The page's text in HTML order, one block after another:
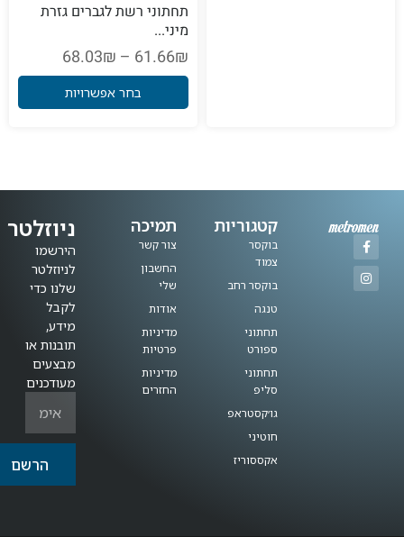
תחתוני רשת לגברים גזרת
מיני...
61.66
–
68.03 ₪
בחר אפשרויות
קטגוריות
בוקסר
צמוד
בוקסר רחב
טנגה
תחתוני
ספורט
תחתוני
סליפ
גו׳קסטראפ
חוטיני
אקססוריז
תמיכה
צור קשר
החשבון
שלי
אודות
מדיניות
פרטיות
מדיניות
החזרים
ניוזלטר
הירשמו
לניוזלטר
שלנו כדי
לקבל
מידע,
תובנות או
מבצעים
מעודכנים
הרשם